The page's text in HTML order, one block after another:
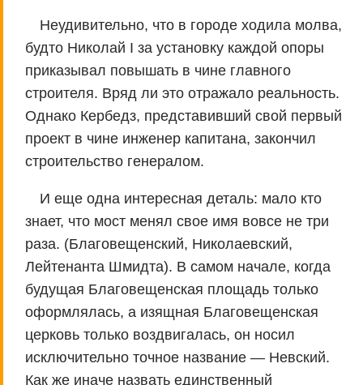
Неудивительно, что в городе ходила молва,
будто Николай I за установку каждой опоры
приказывал повышать в чине главного
строителя. Вряд ли это отражало реальность.
Однако Кербедз, представивший свой первый
проект в чине инженер капитана, закончил
строительство генералом.
И еще одна интересная деталь: мало кто
знает, что мост менял свое имя вовсе не три
раза. (Благовещенский, Николаевский,
Лейтенанта Шмидта). В самом начале, когда
будущая Благовещенская площадь только
оформлялась, а изящная Благовещенская
церковь только воздвигалась, он носил
исключительно точное название — Невский.
Как же иначе назвать единственный